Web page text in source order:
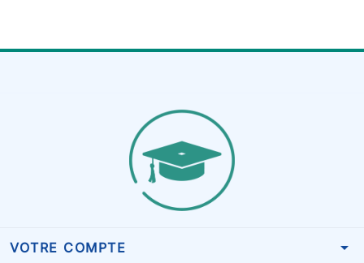
VOTRE COMPTE arrow_drop_down